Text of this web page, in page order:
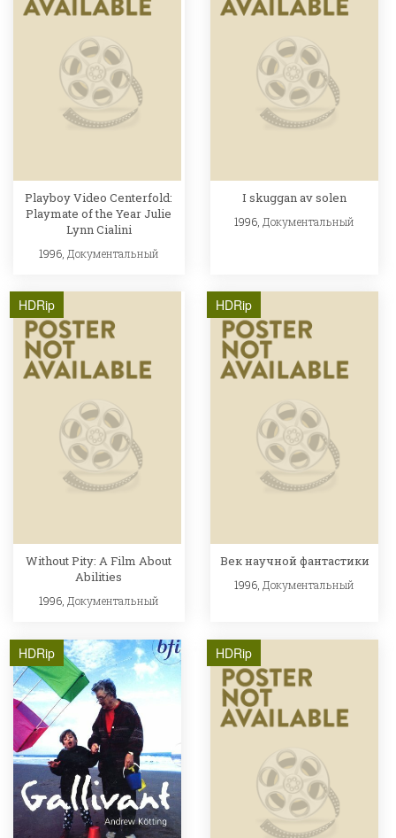
Playboy Video Centerfold:
Playmate of the Year Julie
Lynn Cialini
1996, Документальный
I skuggan av solen
1996, Документальный
HDRip
Without Pity: A Film About
Abilities
1996, Документальный
HDRip
Век научной фантастики
1996,Документальный
HDRip HDRip